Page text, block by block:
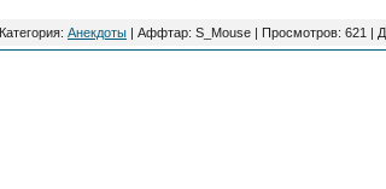
Категория: Анекдоты | Аффтар: S_Mouse | Просмотров: 621 |